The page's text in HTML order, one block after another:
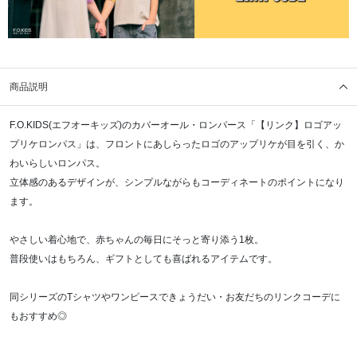
商品説明
F.O.KIDS(エフオーキッズ)のカバーオール・ロンパース「【リンク】ロゴアッ
プリケロンパス」は、フロントにあしらったロゴのアップリケが目を引く、か
わいらしいロンパス。
立体感のあるデザインが、シンプルながらもコーディネートのポイントになり
ます。
やさしい着心地で、赤ちゃんの毎日にそっと寄り添う1枚。
普段使いはもちろん、ギフトとしても喜ばれるアイテムです。
同シリーズのTシャツやワンピースできょうだい・お友だちのリンクコーデに
もおすすめ◎